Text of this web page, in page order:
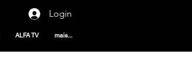
Login
ALFA TV mais...